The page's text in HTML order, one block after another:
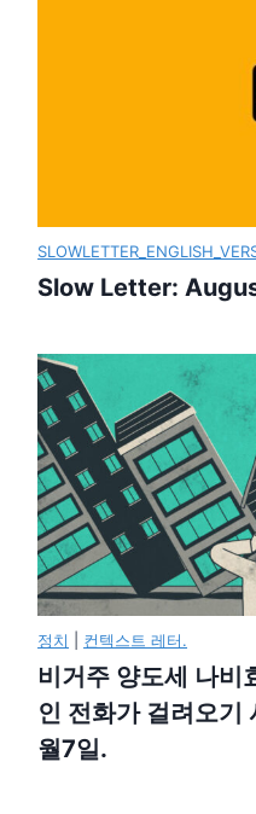
Slow Letter:
정치 컨텍스트 레터.
비거주 양도세 나비
인 전화가 걸려오기
월7일.